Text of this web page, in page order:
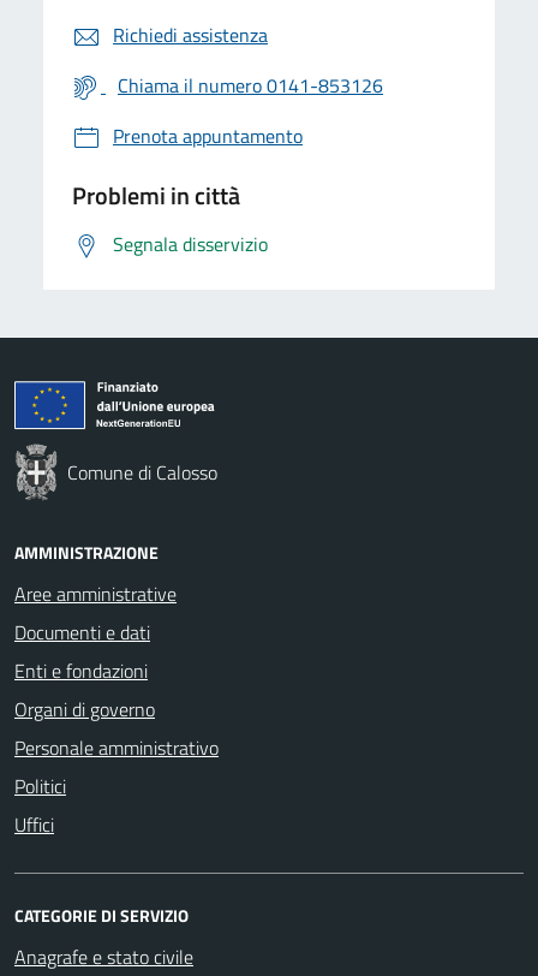
Richiedi assistenza
Chiama il numero 0141-853126
Prenota appuntamento
Problemi in città
Segnala disservizio
Comune di Calosso
AMMINISTRAZIONE
Aree amministrative
Documenti e dati
Enti e fondazioni
Organi di governo
Personale amministrativo
Politici
Uffici
CATEGORIE DI SERVIZIO
Anagrafe e stato civile